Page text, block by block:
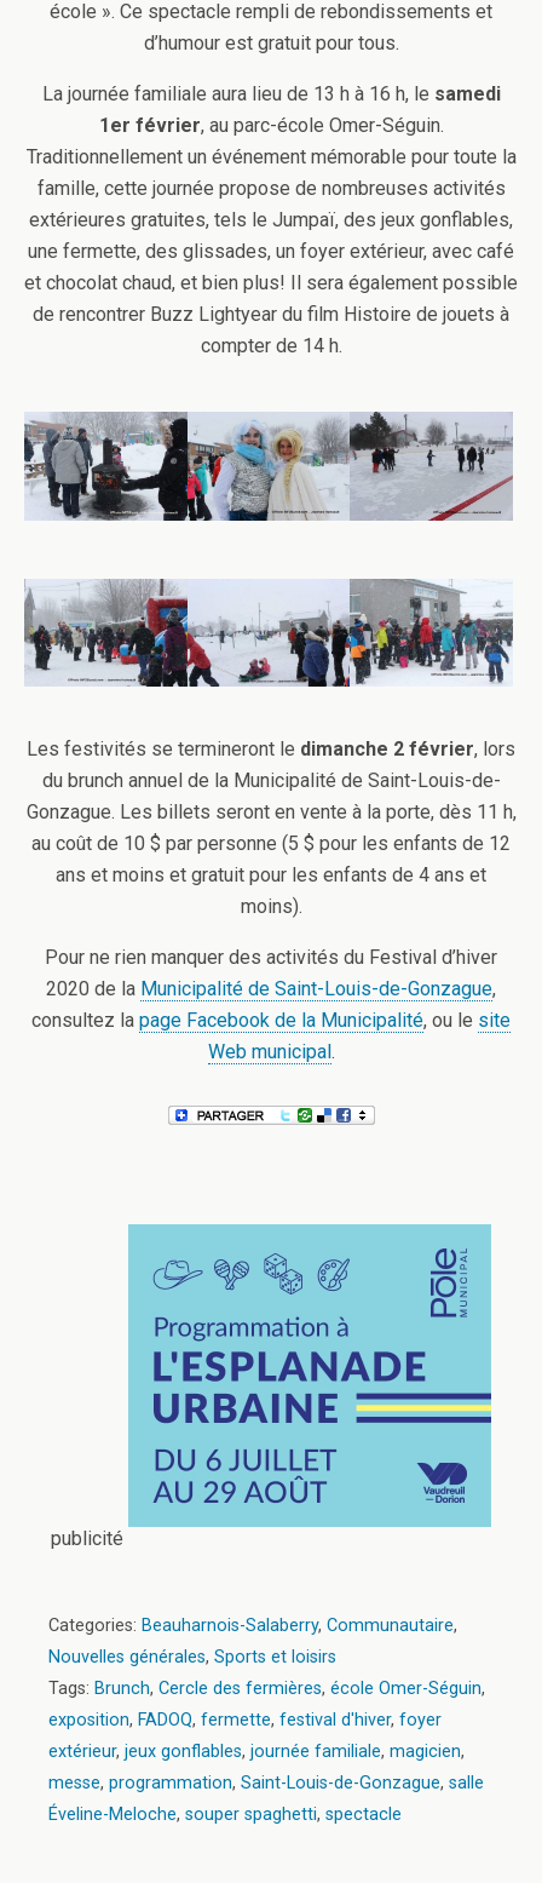
école ». Ce spectacle rempli de rebondissements et
d’humour est gratuit pour tous.
La journée familiale aura lieu de 13 h à 16 h, le samedi
1er février, au parc-école Omer-Séguin.
Traditionnellement un événement mémorable pour toute la
famille, cette journée propose de nombreuses activités
extérieures gratuites, tels le Jumpaï, des jeux gonflables,
une fermette, des glissades, un foyer extérieur, avec café
et chocolat chaud, et bien plus! Il sera également possible
de rencontrer Buzz Lightyear du film Histoire de jouets à
compter de 14 h.
Les festivités se termineront le dimanche 2 février, lors
du brunch annuel de la Municipalité de Saint-Louis-de-
Gonzague. Les billets seront en vente à la porte, dès 11 h,
au coût de 10 $ par personne (5 $ pour les enfants de 12
ans et moins et gratuit pour les enfants de 4 ans et
moins).
Pour ne rien manquer des activités du Festival d’hiver
2020 de la Municipalité de Saint-Louis-de-Gonzague,
consultez la page Facebook de la Municipalité, ou le site
Web municipal .
publicité
Categories: Beauharnois-Salaberry, Communautaire,
Nouvelles générales, Sports et loisirs
Tags: Brunch, Cercle des fermières, école Omer-Séguin,
exposition, FADOQ, fermette, festival d'hiver, foyer
extérieur, jeux gonflables, journée familiale, magicien,
messe, programmation, Saint-Louis-de-Gonzague, salle
Éveline-Meloche, souper spaghetti, spectacle